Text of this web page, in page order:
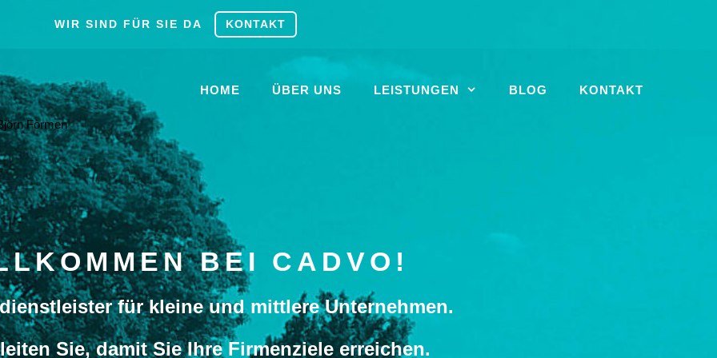
WIR SIND FÜR SIE DA KONTAKT
Formen
HOME ÜBER UNS LEISTUNGEN BLOG KONTAKT
BEI CADVO!
für kleine und mittlere Unternehmen.
Sie, damit Sie Ihre Firmenziele erreichen.